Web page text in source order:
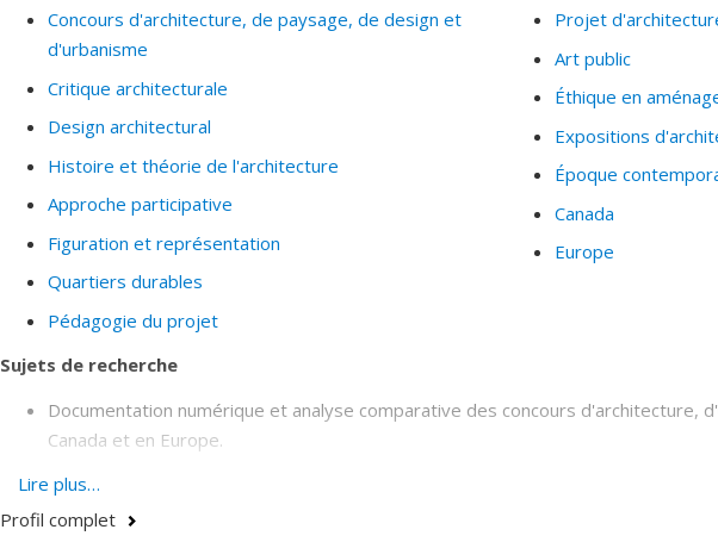
Concours d'architecture, de paysage, de design et
d'urbanisme
Critique architecturale
Design architectural
Histoire et théorie de l'architecture
Approche participative
Figuration et représentation
Quartiers durables
Pédagogie du projet
Projet
Art public
Éthique en
Expositions
Époque
Canada
Europe
Sujets de recherche
Documentation numérique et analyse comparative des concours d'architecture,
Canada et en Europe.
Analyse comparative de la qualité architecturale au filtre des prix d'excellence
Accessibilité universelle
Lire plus…
Profil complet